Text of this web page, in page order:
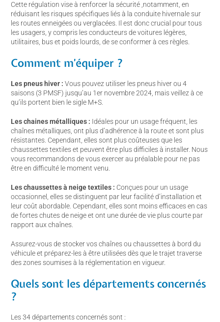
Cette régulation vise à renforcer la sécurité ,notamment, en
réduisant les risques spécifiques liés à la conduite hivernale sur
les routes enneigées ou verglacées. Il est donc crucial pour tous
les usagers, y compris les conducteurs de voitures légères,
utilitaires, bus et poids lourds, de se conformer à ces règles.
Comment m’équiper ?
Les pneus hiver : Vous pouvez utiliser les pneus hiver ou 4
saisons (3 PMSF) jusqu’au 1er novembre 2024, mais veillez à ce
qu’ils portent bien le sigle M+S.
Les chaines métalliques : Idéales pour un usage fréquent, les
chaînes métalliques, ont plus d’adhérence à la route et sont plus
résistantes. Cependant, elles sont plus coûteuses que les
chaussettes textiles et peuvent être plus difficiles à installer. Nous
vous recommandons de vous exercer au préalable pour ne pas
être en difficulté le moment venu.
Les chaussettes à neige textiles : Conçues pour un usage
occasionnel, elles se distinguent par leur facilité d’installation et
leur coût abordable. Cependant, elles sont moins efficaces en cas
de fortes chutes de neige et ont une durée de vie plus courte par
rapport aux chaînes.
Assurez-vous de stocker vos chaînes ou chaussettes à bord du
véhicule et préparez-les à être utilisées dès que le trajet traverse
des zones soumises à la réglementation en vigueur.
Quels sont les départements concernés
?
Les 34 départements concernés sont :